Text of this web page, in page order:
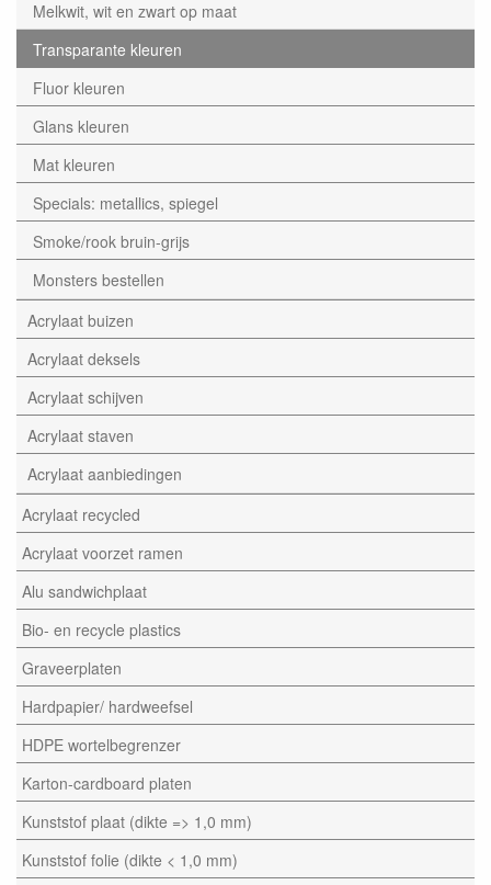
Melkwit, wit en zwart op maat
Transparante kleuren
Fluor kleuren
Glans kleuren
Mat kleuren
Specials: metallics, spiegel
Smoke/rook bruin-grijs
Monsters bestellen
Acrylaat buizen
Acrylaat deksels
Acrylaat schijven
Acrylaat staven
Acrylaat aanbiedingen
Acrylaat recycled
Acrylaat voorzet ramen
Alu sandwichplaat
Bio- en recycle plastics
Graveerplaten
Hardpapier/ hardweefsel
HDPE wortelbegrenzer
Karton-cardboard platen
Kunststof plaat (dikte => 1,0 mm)
Kunststof folie (dikte < 1,0 mm)